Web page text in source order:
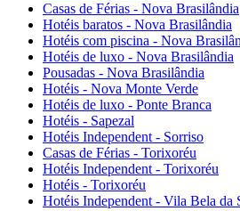
Casas de Férias - Nova Brasilândia
Hotéis baratos - Nova Brasilândia
Hotéis com piscina - Nova
Hotéis de luxo - Nova Brasilândia
Pousadas - Nova Brasilândia
Hotéis - Nova Monte Verde
Hotéis de luxo - Ponte Branca
Hotéis - Sapezal
Hotéis Independent - Sorriso
Casas de Férias - Torixoréu
Hotéis Independent - Torixoréu
Hotéis - Torixoréu
Hotéis Independent - Vila Bela da